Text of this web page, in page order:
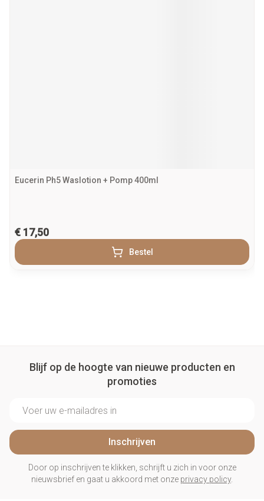
Eucerin Ph5 Waslotion + Pomp 400ml
€ 17,50
Bestel
Blijf op de hoogte van nieuwe producten en
promoties
Inschrijven
Door op inschrijven te klikken, schrijft u zich in voor onze
nieuwsbrief en gaat u akkoord met onze privacy policy.